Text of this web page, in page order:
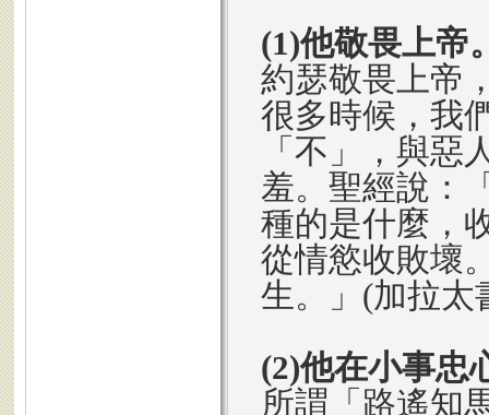
(1)他敬畏上帝
約瑟敬畏上帝
很多時候，我
「不」，與惡
羞。聖經說：
種的是什麼，
從情慾收敗壞
生。」(加拉太
(2)他在小事忠
所謂「路遙知